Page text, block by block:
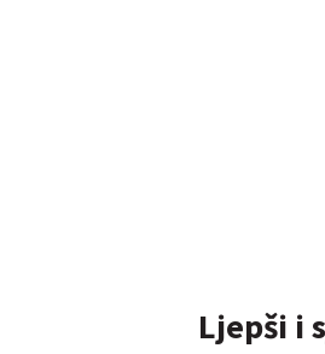
Ljepši i